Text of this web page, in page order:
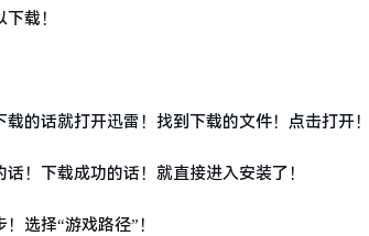
载！
的话就打开迅雷！找到下载的文件！点击打开
！下载成功的话！就直接进入安装了！
选择“游戏路径”！